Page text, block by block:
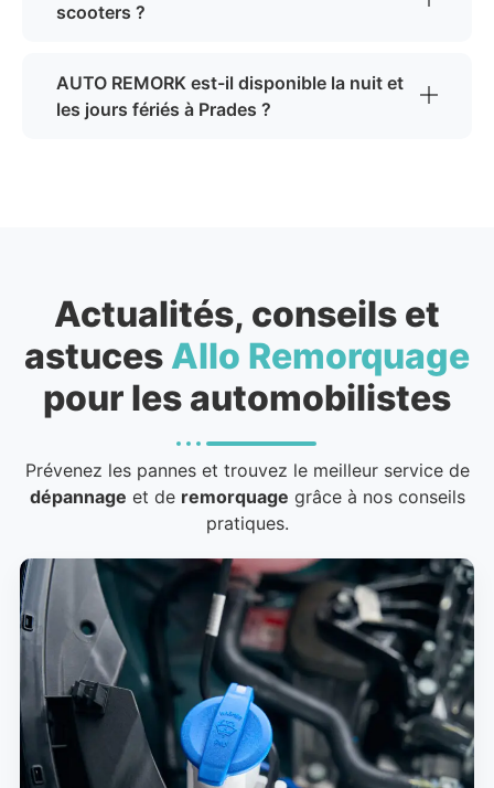
scooters ?
AUTO REMORK est-il disponible la nuit et
les jours fériés à Prades ?
Actualités, conseils et
astuces Allo Remorquage
pour les automobilistes
Prévenez les pannes et trouvez le meilleur service de
dépannage et de remorquage grâce à nos conseils
pratiques.